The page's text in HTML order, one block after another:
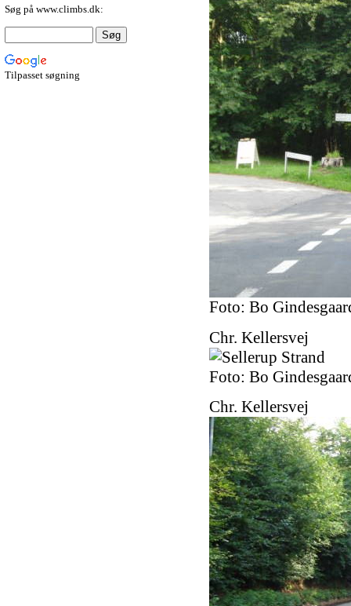
Søg på www.climbs.dk:
Tilpasset søgning
Foto: Bo
Chr. Kellersvej
Foto: Bo
Chr. Kellersvej